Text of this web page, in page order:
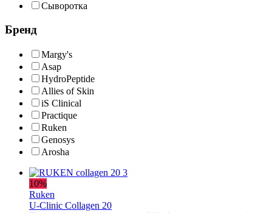
Сыворотка
Бренд
Margy's
Asap
HydroPeptide
Allies of Skin
iS Clinical
Practique
Ruken
Genosys
Arosha
10%
Ruken
U-Clinic Collagen 20